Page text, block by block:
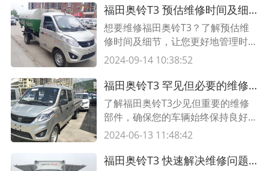
故障诊断码目录 用小苏打清洗氧传
感器好吗 01-发动机电控故障诊断、
02-进气岐管压力、温度传感器故
障、03-爆震传感器故障、04-曲轴位
置传
福田奥铃T3 预估维修时间及细节
想要维修福田奥铃T3？了解预估维
修时间及细节，让您更好地管理时间
和资源。阅读本文了解更多。
2024-09-14 10:38:52
福田奥铃T3 罕见但必要的维修部件
了解福田奥铃T3少见但重要的维修
部件，确保您的车辆始终保持良好的
工作状态。查看我们提供的表格，了
2024-06-13 11:48:42
福田奥铃T3 快速解决维修问题的实用指南